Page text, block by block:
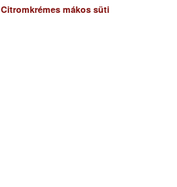
Citromkrémes mákos süti